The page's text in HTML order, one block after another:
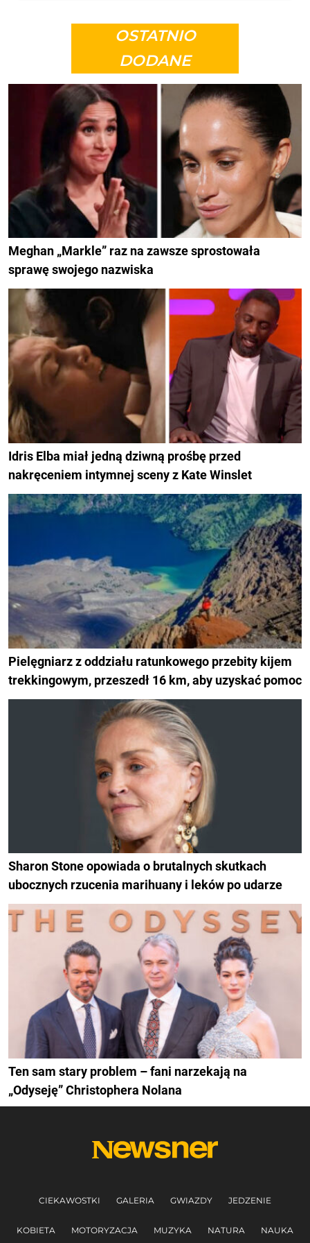
OSTATNIO
DODANE
Meghan „Markle” raz na zawsze sprostowała
sprawę swojego nazwiska
Idris Elba miał jedną dziwną prośbę przed
nakręceniem intymnej sceny z Kate Winslet
Pielęgniarz z oddziału ratunkowego przebity kijem
trekkingowym, przeszedł 16 km, aby uzyskać pomoc
Sharon Stone opowiada o brutalnych skutkach
ubocznych rzucenia marihuany i leków po udarze
Ten sam stary problem – fani narzekają na
„Odyseję” Christophera Nolana
CIEKAWOSTKI GALERIA GWIAZDY JEDZENIE
KOBIETA MOTORYZACJA MUZYKA NATURA NAUKA